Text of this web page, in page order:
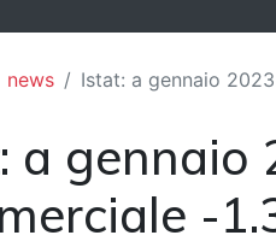
news Istat: a gennaio
a gennaio
-